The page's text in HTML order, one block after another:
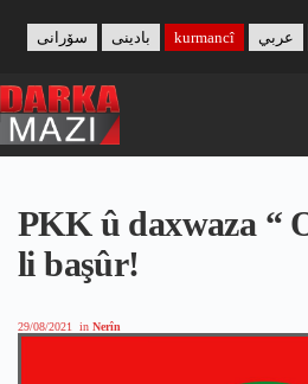
content
بادینی سۆرانی kurmancî عربي
PKK û daxwaza “
li başûr!
29/08/2021 in Nerîn